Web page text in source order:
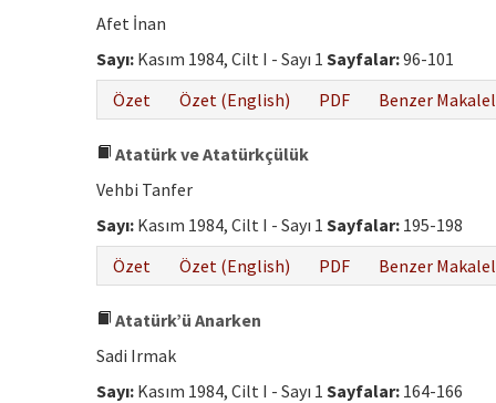
Afet İnan
Sayı: Kasım 1984, Cilt I - Sayı 1 Sayfalar:96-101
Özet
Özet (English) PDF Benzer
Atatürk ve Atatürkçülük
Vehbi Tanfer
Sayı: Kasım 1984, Cilt I - Sayı 1 Sayfalar: 195-198
Özet
Özet (English) PDF Benzer
Atatürk’ü Anarken
Sadi Irmak
Sayı: Kasım 1984, Cilt I - Sayı 1 Sayfalar: 164-166